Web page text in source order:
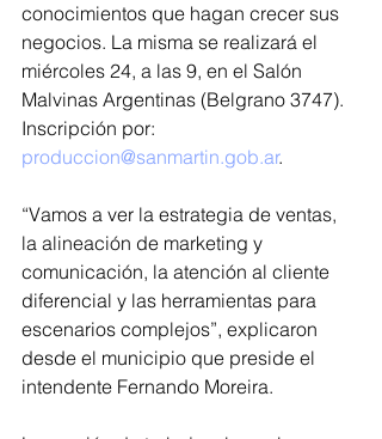
conocimientos que hagan crecer sus
negocios. La misma se realizará el
miércoles 24, a las 9, en el Salón
Malvinas Argentinas (Belgrano 3747).
Inscripción por:
produccion@sanmartin.gob.ar.
“Vamos a ver la estrategia de ventas,
la alineación de marketing y
comunicación, la atención al cliente
diferencial y las herramientas para
escenarios complejos”, explicaron
desde el municipio que preside el
intendente Fernando Moreira.